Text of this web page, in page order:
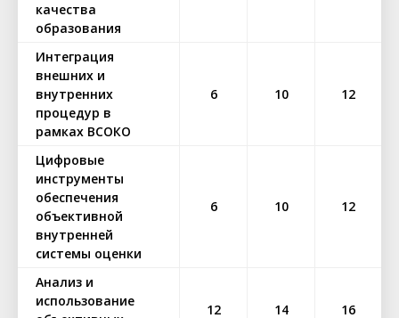
качества
образования
Интеграция
внешних и
внутренних
процедур в
рамках ВСОКО
6 10 12
Цифровые
инструменты
обеспечения
объективной
внутренней
системы оценки
6 10 12
Анализ и
использование
12 14 16